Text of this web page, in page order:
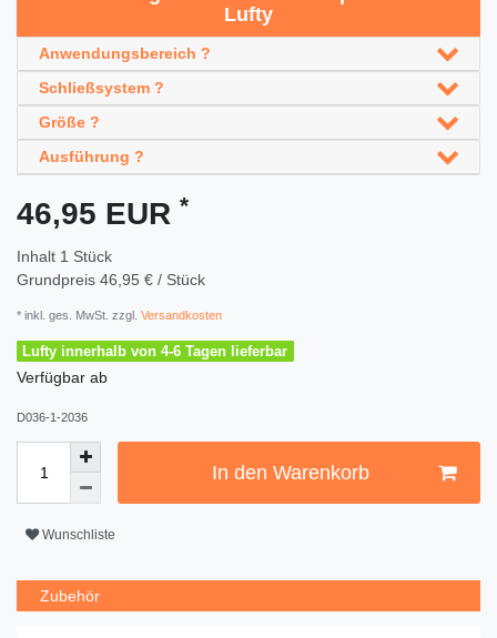
Lufty
Anwendungsbereich ?
Schließsystem ?
Größe ?
Ausführung ?
46,95 EUR *
Inhalt 1 Stück
Grundpreis 46,95 € / Stück
* inkl. ges. MwSt. zzgl. Versandkosten
Lufty innerhalb von 4-6 Tagen lieferbar
Verfügbar ab
D036-1-2036
In den Warenkorb
Wunschliste
Zubehör